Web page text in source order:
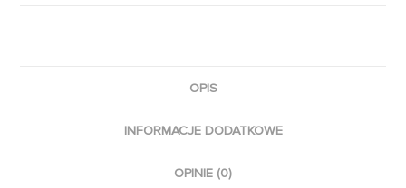
OPIS
INFORMACJE DODATKOWE
OPINIE (0)